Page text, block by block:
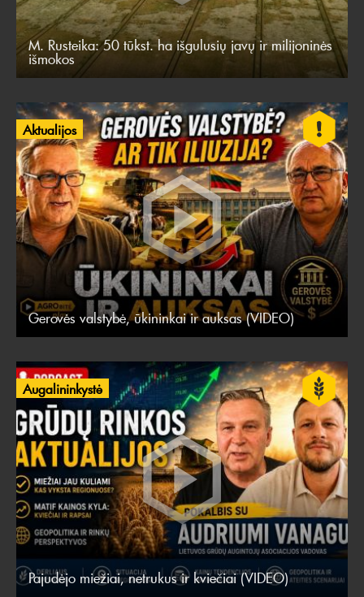
M. Rusteika: 50 tūkst. ha išgulusių javų ir milijoninės
išmokos
Aktualijos
Gerovės valstybė, ūkininkai ir auksas (VIDEO)
Augalininkystė
Pajudėjo miežiai, netrukus ir kviečiai (VIDEO)